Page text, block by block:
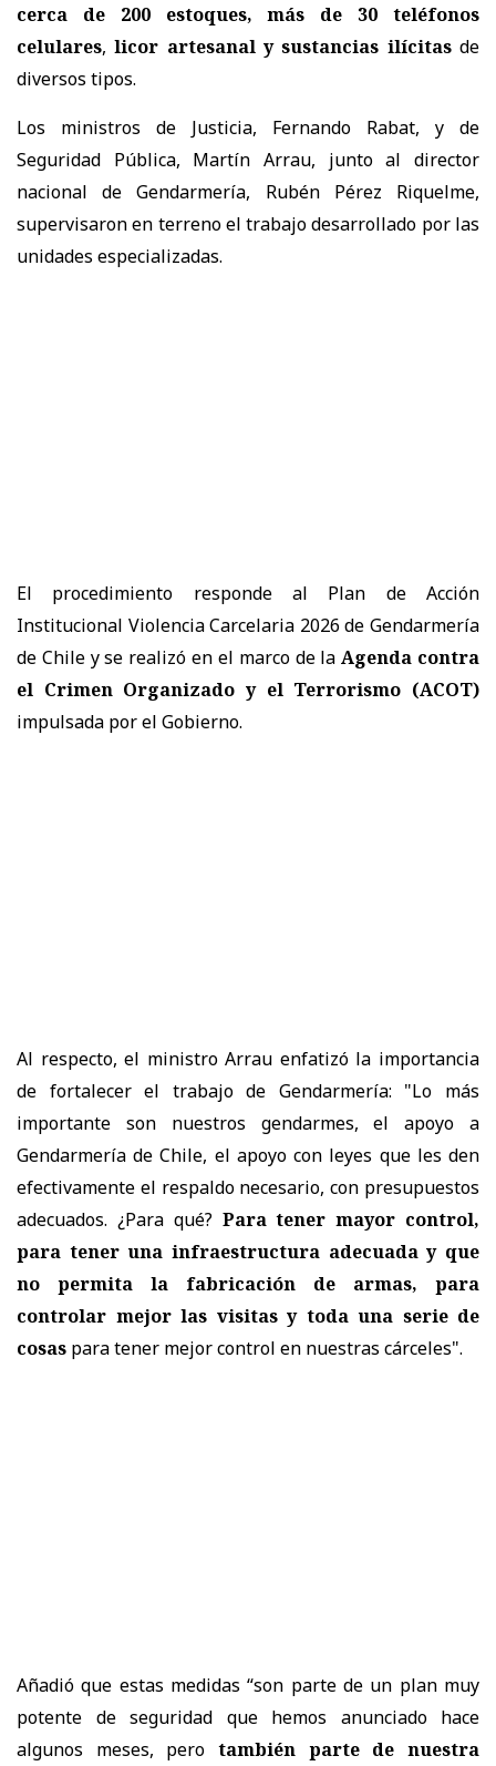
cerca de 200 estoques, más de 30 teléfonos
celulares,licor artesanal y sustancias ilícitasde
diversos tipos.
Los ministros de Justicia, Fernando Rabat, y de
Seguridad Pública, Martín Arrau, junto al director
nacional de Gendarmería, Rubén Pérez Riquelme,
supervisaron en terreno el trabajo desarrollado por las
unidades especializadas.
El procedimiento responde al Plan de Acción
Institucional Violencia Carcelaria 2026 de Gendarmería
de Chile y se realizó en el marco de laAgenda contra
el Crimen Organizado y el Terrorismo (ACOT)
impulsada por el Gobierno.
Al respecto, el ministro Arrau enfatizó la importancia
de fortalecer el trabajo de Gendarmería: "Lo más
importante son nuestros gendarmes, el apoyo a
Gendarmería de Chile, el apoyo con leyes que les den
efectivamente el respaldo necesario, con presupuestos
adecuados. ¿Para qué? Para tener mayor control,
para tener una infraestructura adecuada y que
no permita la fabricación de armas, para
controlar mejor las visitas y toda una serie de
cosas para tener mejor control en nuestras cárceles".
Añadió que estas medidas “son parte de un plan muy
potente de seguridad que hemos anunciado hace
algunos meses, pero también parte de nuestra